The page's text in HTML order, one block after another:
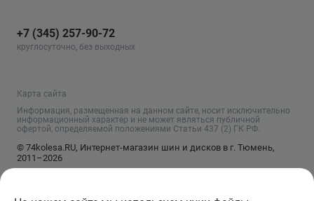
+7 (345) 257-90-72
круглосуточно, без выходных
Карта сайта
Информация, размещенная на данном сайте, носит исключительно
информационный характер и не может являться публичной
офертой, определяемой положениями Статьи 437 (2) ГК РФ.
© 74kolesa.RU, Интернет-магазин шин и дисков в г. Тюмень,
2011–2026